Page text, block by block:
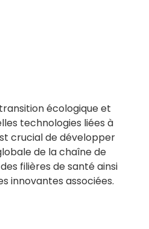
écologique et
technologies liées à
crucial de développer
de la chaîne de
filières de santé ainsi
innovantes associées.